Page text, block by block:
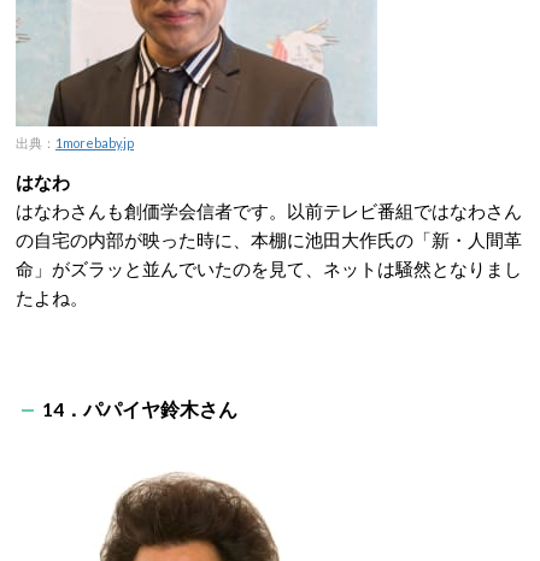
出典： 1morebaby.jp
はなわ
はなわさんも創価学会信者です。以前テレビ番組ではなわさん
の自宅の内部が映った時に、本棚に池田大作氏の「新・人間革
命」がズラッと並んでいたのを見て、ネットは騒然となりまし
たよね。
14．パパイヤ鈴木さん